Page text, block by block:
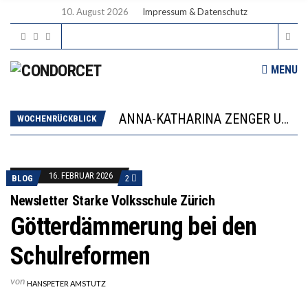
10. August 2026 Impressum & Datenschutz
MENU
WOCHENRÜCKBLICK
WORAUS WÄCHST, WAS KINDER TRÄGT
“VIEL ZU VIELE SCHÜLER, DIE GEMESSEN AN IHREN FÄHIGKEITEN GAR NICHT ANS GYMNASIUM GEHÖREN”
DIE GANZE HILFLOSIGKEIT DES BILDUNGSBÜRGERTUMS
BLOG 16. FEBRUAR 2026 2
Newsletter Starke Volksschule Zürich
Götterdämmerung bei den
Schulreformen
von HANSPETER AMSTUTZ